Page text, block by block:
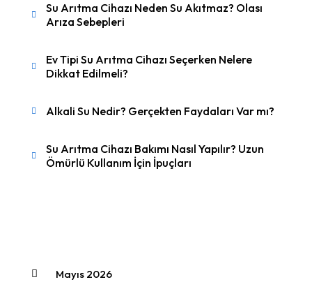
Su Arıtma Cihazı Neden Su Akıtmaz? Olası
Arıza Sebepleri
Ev Tipi Su Arıtma Cihazı Seçerken Nelere
Dikkat Edilmeli?
Alkali Su Nedir? Gerçekten Faydaları Var mı?
Su Arıtma Cihazı Bakımı Nasıl Yapılır? Uzun
Ömürlü Kullanım İçin İpuçları
Mayıs 2026